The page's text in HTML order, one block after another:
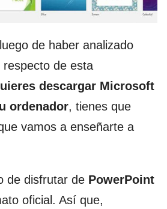
de haber analizado
de esta
descargar Microsoft
ordenador, tienes que
vamos a enseñarte a
de disfrutar de PowerPoint
oficial. Así que,